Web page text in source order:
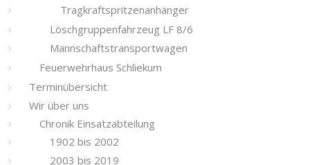
Tragkraftspritzenanhänger
Löschgruppenfahrzeug LF 8/6
Mannschaftstransportwagen
Feuerwehrhaus Schliekum
Terminübersicht
Wir über uns
Chronik Einsatzabteilung
1902 bis 2002
2003 bis 2019